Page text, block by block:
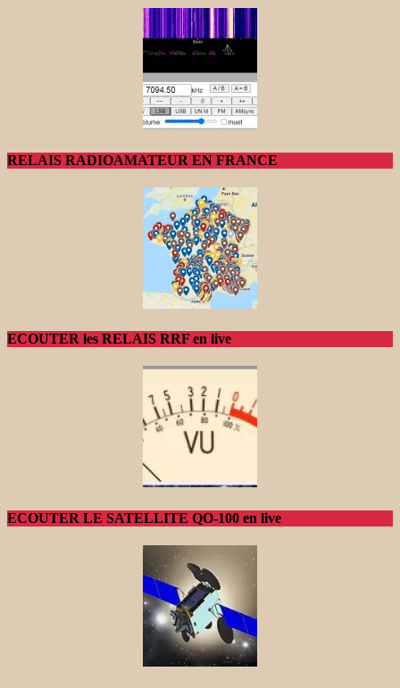
RELAIS RADIOAMATEUR EN FRANCE
ECOUTER les RELAIS RRF en live
ECOUTER LE SATELLITE QO-100 en live